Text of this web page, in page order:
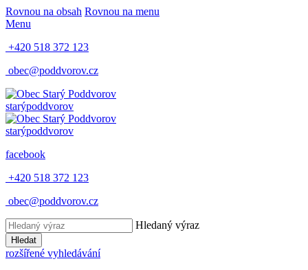
Rovnou na obsah Rovnou na menu
Menu
+420 518 372 123
obec@poddvorov.cz
starýpoddvorov
starýpoddvorov
facebook
+420 518 372 123
obec@poddvorov.cz
Hledaný výraz
Hledat
rozšířené vyhledávání